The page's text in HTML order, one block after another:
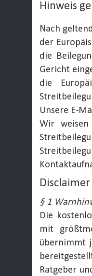
Hinweis
Nach
der
die
Gericht
die
Unsere E-
Wir
§ 1
Die
mit
übernimmt
Ratgeber